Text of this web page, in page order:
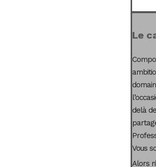
Le
delà
Vous
Alors